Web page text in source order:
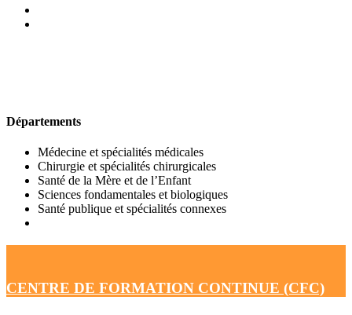
Départements
Médecine et spécialités médicales
Chirurgie et spécialités chirurgicales
Santé de la Mère et de l’Enfant
Sciences fondamentales et biologiques
Santé publique et spécialités connexes
CENTRE DE FORMATION CONTINUE (CFC)